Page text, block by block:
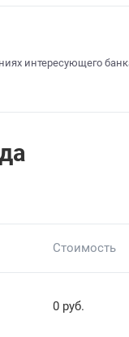
интересующего
Стоимость
0 руб.